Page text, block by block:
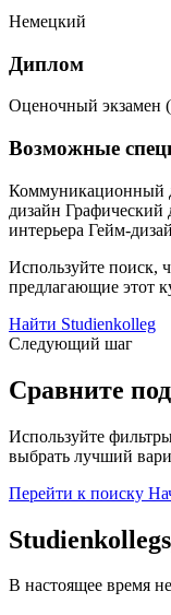
Немецкий
Диплом
Оценочный экзамен
Возможные
Коммуникационный
дизайн Графический
интерьера Гейм-
Используйте поиск,
предлагающие этот
Найти Studienkolleg
Следующий шаг
Сравните
Используйте
выбрать лучший
Перейти к поиску
В настоящее время